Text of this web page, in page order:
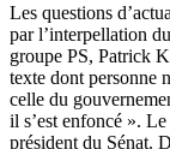
Les questions
par l’interpellation
groupe PS, Patrick
texte dont personne
celle du
il s’est enfoncé ».
président du Sénat.